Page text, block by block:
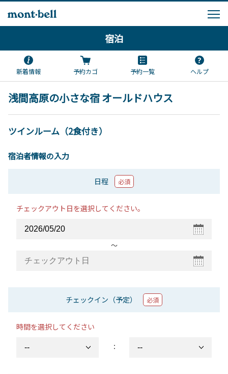
宿泊
新着情報 予約カゴ 予約一覧 ヘルプ
浅間高原の小さな宿 オールドハウス
ツインルーム（2食付き）
宿泊者情報の入力
日程 必須
チェックアウト日を選択してください。
〜
チェックイン（予定） 必須
時間を選択してください
：